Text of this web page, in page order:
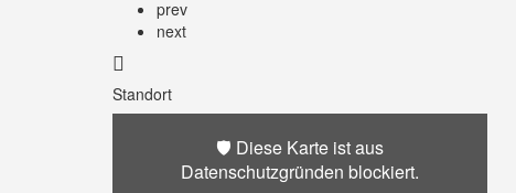
prev
next
Standort
🛡️ Diese Karte ist aus
Datenschutzgründen blockiert.